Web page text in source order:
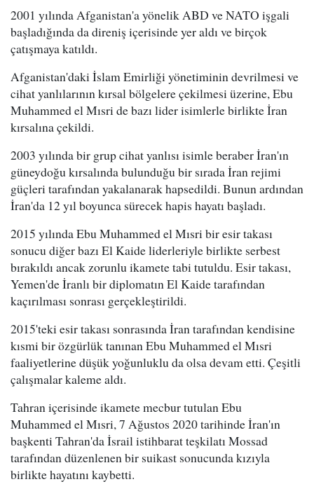
2001 yılında Afganistan'a yönelik ABD ve NATO işgali
başladığında da direniş içerisinde yer aldı ve birçok
çatışmaya katıldı.
Afganistan'daki İslam Emirliği yönetiminin devrilmesi ve
cihat yanlılarının kırsal bölgelere çekilmesi üzerine, Ebu
Muhammed el Mısri de bazı lider isimlerle birlikte İran
kırsalına çekildi.
2003 yılında bir grup cihat yanlısı isimle beraber İran'ın
güneydoğu kırsalında bulunduğu bir sırada İran rejimi
güçleri tarafından yakalanarak hapsedildi. Bunun ardından
İran'da 12 yıl boyunca sürecek hapis hayatı başladı.
2015 yılında Ebu Muhammed el Mısri bir esir takası
sonucu diğer bazı El Kaide liderleriyle birlikte serbest
bırakıldı ancak zorunlu ikamete tabi tutuldu. Esir takası,
Yemen'de İranlı bir diplomatın El Kaide tarafından
kaçırılması sonrası gerçekleştirildi.
2015'teki esir takası sonrasında İran tarafından kendisine
kısmi bir özgürlük tanınan Ebu Muhammed el Mısri
faaliyetlerine düşük yoğunluklu da olsa devam etti. Çeşitli
çalışmalar kaleme aldı.
Tahran içerisinde ikamete mecbur tutulan Ebu
Muhammed el Mısri, 7 Ağustos 2020 tarihinde İran'ın
başkenti Tahran'da İsrail istihbarat teşkilatı Mossad
tarafından düzenlenen bir suikast sonucunda kızıyla
birlikte hayatını kaybetti.